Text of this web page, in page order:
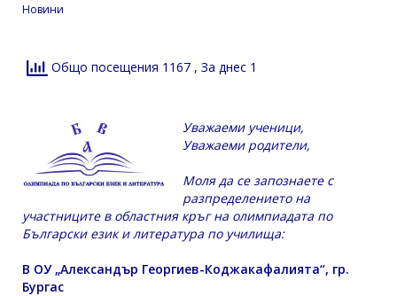
Новини
Общо посещения 1167 , За днес 1
Уважаеми ученици,
Уважаеми родители,
Моля да се запознаете с
разпределението на
участниците в областния кръг на олимпиадата по
Български език и литература по училища:
В ОУ „Александър Георгиев-Коджакафалията“, гр.
Бургас